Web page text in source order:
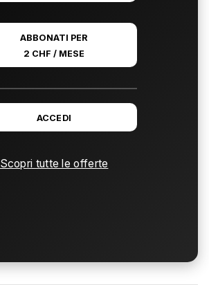
ABBONATI PER
2 CHF / MESE
ACCEDI
Scopri tutte le offerte